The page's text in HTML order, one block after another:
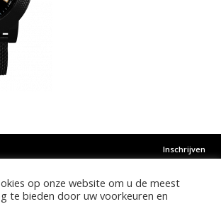
Inschrijven
Youtube
op onze website om u de meest
te bieden door uw voorkeuren en